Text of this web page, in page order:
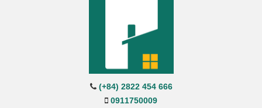
(+84) 2822 454 666
0911750009